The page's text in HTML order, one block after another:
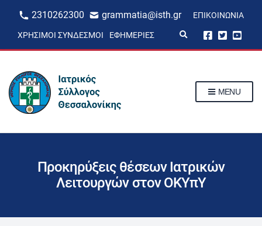
2310262300 grammatia@isth.gr ΕΠΙΚΟΙΝΩΝΊΑ
ΧΡΉΣΙΜΟΙ ΣΎΝΔΕΣΜΟΙ ΕΦΗΜΕΡΊΕΣ
p
m
MENU
Προκηρύξεις θέσεων Ιατρικών
Λειτουργών στον ΟΚΥπΥ